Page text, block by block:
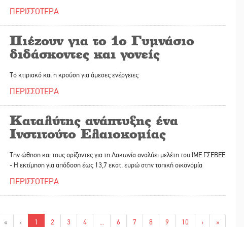
ΠΕΡΙΣΣΟΤΕΡΑ
Πιέζουν για το 1ο Γυμνάσιο
διδάσκοντες και γονείς
Το κτιριακό και η κρούση για άμεσες ενέργειες
ΠΕΡΙΣΣΟΤΕΡΑ
Καταλύτης ανάπτυξης ένα
Ινστιτούτο Ελαιοκομίας
Την ώθηση και τους ορίζοντες για τη Λακωνία αναλύει μελέτη του ΙΜΕ ΓΣΕΒΕΕ
- Η εκτίμηση για απόδοση έως 13,7 εκατ. ευρώ στην τοπική οικονομία
ΠΕΡΙΣΣΟΤΕΡΑ
« ‹ 1 2 3 4 ... 6 7 8 9 10 › »